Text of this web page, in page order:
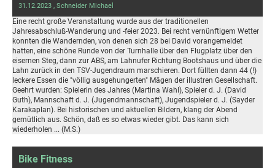
31.12.2023 , Schneider Michael
Eine recht große Veranstaltung wurde aus der traditionellen
Jahresabschluß-Wanderung und -feier 2023. Bei recht vernünftigem Wetter
konnten die Wandernden, von denen sich 28 bei David vorangemeldet
hatten, eine schöne Runde von der Turnhalle über den Flugplatz über den
eisernen Steg, dann zur ABS, am Lahnufer Richtung Bootshaus und über die
Lahn zurück in den TSV-Jugendraum marschieren. Dort füllten dann 44 (!)
leckere Essen die "völlig ausgehungerten" Mägen der illustren Gesellschaft.
Geehrt wurden: Spielerin des Jahres (Martina Wahl), Spieler d. J. (David
Guth), Mannschaft d. J. (Jugendmannschaft), Jugendspieler d. J. (Sayder
Karakaplan). Bei historischen und aktuellen Bildern, klang der Abend
gemütlich aus. Schön, daß es so etwas wieder gibt. Das kann sich
wiederholen ... (M.S.)
Bike Fitness